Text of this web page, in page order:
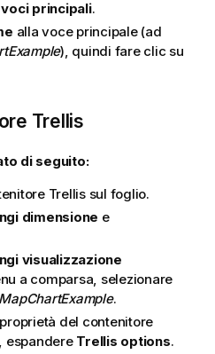
principali.
alla voce principale (ad
), quindi fare clic su
Trellis
di seguito:
Trellis sul foglio.
dimensione e
visualizzazione
a comparsa, selezionare
MapChartExample.
del contenitore
, espandere Trellis options.